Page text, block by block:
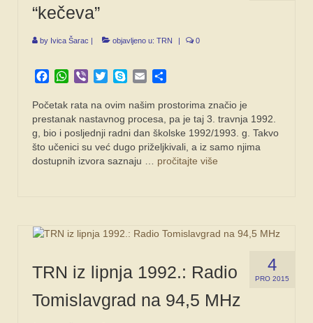
“kečeva”
by Ivica Šarac | objavljeno u: TRN | 0
Facebook
WhatsApp
Viber TwitterSkypeEmail
Početak rata na ovim našim prosto­rima značio je
prestanak nastavnog procesa, pa je taj 3. travnja 1992.
g, bio i posljednji radni dan školske 1992/1993. g. Takvo
što učenici su već dugo pri­željkivali, a iz samo njima
dostupnih iz­vora saznaju … pročitajte više
4
PRO 2015
TRN iz lipnja 1992.: Radio
Tomislavgrad na 94,5 MHz